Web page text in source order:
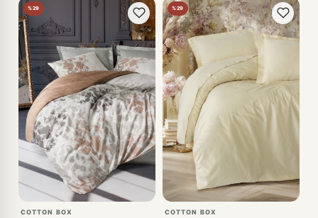
%29
COTTON BOX
%29
COTTON BOX